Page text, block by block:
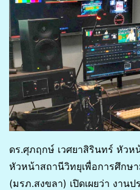
ดร.ศุภฤกษ์ เวศยาสิรินทร์ หัว
หัวหน้าสถานีวิทยุเพื่อการศึกษ
(มรภ.สงขลา) เปิดเผยว่า งาน